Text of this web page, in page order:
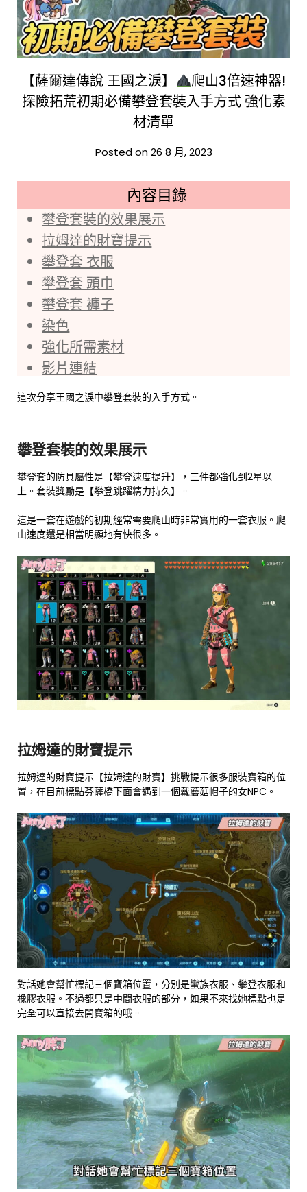
【薩爾達傳說 王國之淚】
爬山3倍速神器!
探險拓荒初期必備攀登套裝入手方式 強化素
材清單
Posted on 26 8 月, 2023
內容目錄
攀登套裝的效果展示
拉姆達的財寶提示
攀登套 衣服
攀登套 頭巾
攀登套 褲子
染色
強化所需素材
影片連結
這次分享王國之淚中攀登套裝的入手方式。
攀登套裝的效果展示
攀登套的防具屬性是【攀登速度提升】，三件都強化到2星以
上。套裝獎勵是【攀登跳躍精力持久】。
這是一套在遊戲的初期經常需要爬山時非常實用的一套衣服。爬
山速度還是相當明顯地有快很多。
拉姆達的財寶提示
拉姆達的財寶提示【拉姆達的財寶】挑戰提示很多服裝寶箱的位
置，在目前標點芬薩橋下面會遇到一個戴蘑菇帽子的女NPC。
對話她會幫忙標記三個寶箱位置，分別是蠻族衣服、攀登衣服和
橡膠衣服。不過都只是中間衣服的部分，如果不來找她標點也是
完全可以直接去開寶箱的哦。